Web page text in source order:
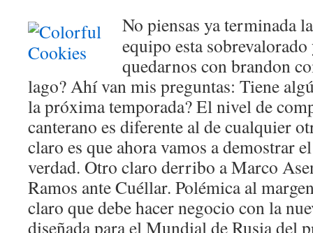
No piensas ya terminada
equipo esta
quedarnos con brandon
lago? Ahí van mis preguntas: Tiene
la próxima temporada? El nivel de
canterano es diferente al de cualquier
claro es que ahora vamos a demostrar
verdad. Otro claro derribo a Marco
Ramos ante Cuéllar. Polémica al
claro que debe hacer negocio con la
diseñada para el Mundial de Rusia del